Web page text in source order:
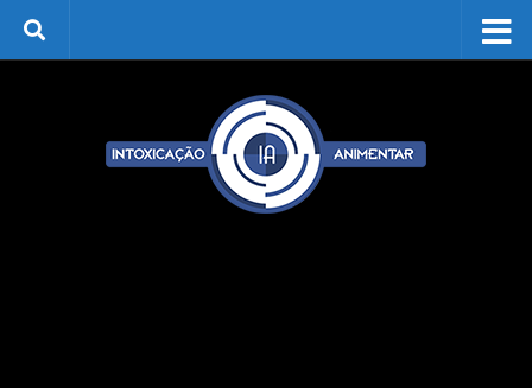
Skip to content